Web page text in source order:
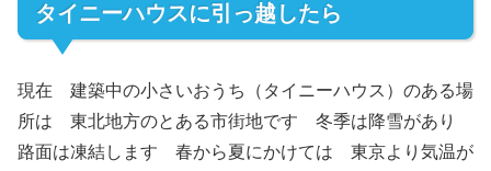
タイニーハウスに引っ越したら
現在 建築中の小さいおうち（タイニーハウス）のある場
所は 東北地方のとある市街地です 冬季は降雪があり
路面は凍結します 春から夏にかけては 東京より気温が